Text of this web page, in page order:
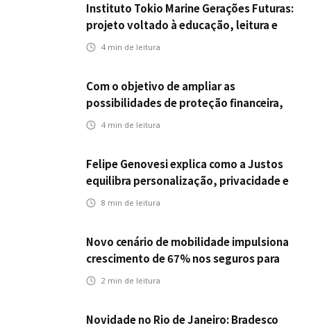
Instituto Tokio Marine Gerações Futuras:
projeto voltado à educação, leitura e
empregabilidade
4 min de leitura
Com o objetivo de ampliar as
possibilidades de proteção financeira,
Icatu Seguros eleva capital segurado
4 min de leitura
Felipe Genovesi explica como a Justos
equilibra personalização, privacidade e
tecnologia
8 min de leitura
Novo cenário de mobilidade impulsiona
crescimento de 67% nos seguros para
veículos elétricos da Bradesco Seguros
2 min de leitura
Novidade no Rio de Janeiro: Bradesco